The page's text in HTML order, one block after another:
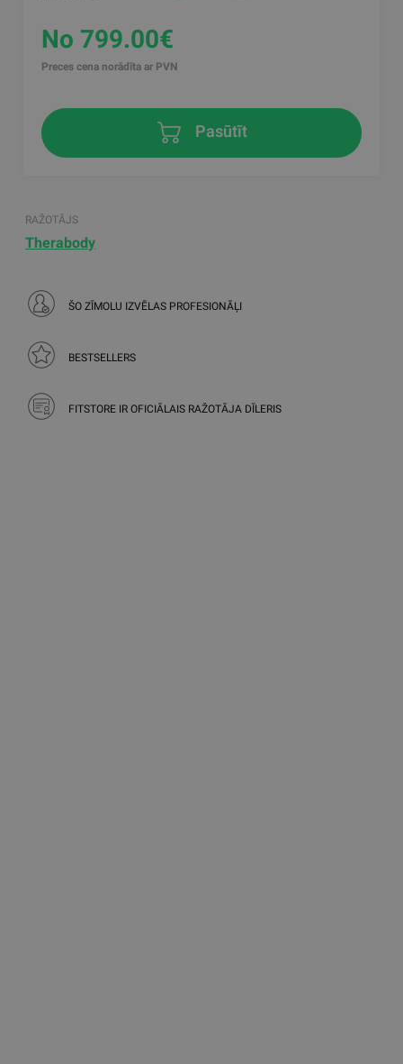
No 799.00€
Preces cena norādīta ar PVN
Pasūtīt
RAŽOTĀJS
Therabody
ŠO ZĪMOLU IZVĒLAS PROFESIONĀĻI
BESTSELLERS
FITSTORE IR OFICIĀLAIS RAŽOTĀJA DĪLERIS